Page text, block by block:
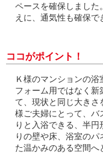
ペースを確保しました
えに、通気性も確保で
ココがポイント！
Ｋ様のマンションの
フォーム用ではなく新
て、現状と同じ大きさ
様ご夫婦にとって、バ
りと入浴できる、半
りの壁や床、浴室の
た温かみのある空間へ